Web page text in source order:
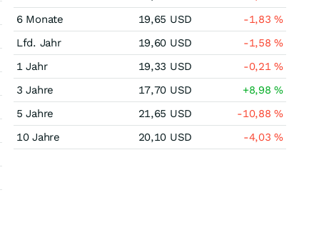
6 Monate
19,65 USD -1,83%
Lfd. Jahr
19,60 USD -1,58%
1 Jahr
19,33 USD -0,21%
3 Jahre
17,70 USD +8,98%
5 Jahre
21,65 USD -10,88%
10 Jahre
20,10 USD -4,03%